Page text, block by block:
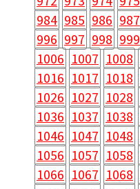
984 985 986 987
996 997 998 999
1006 1007 1008
1016 1017 1018
1026 1027 1028
1036 1037 1038
1046 1047 1048
1056 1057 1058
1066 1067 1068